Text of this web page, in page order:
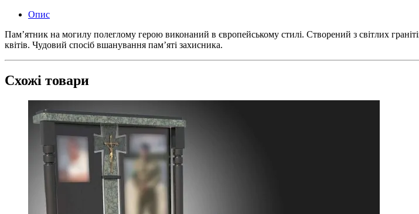
Опис
Пам’ятник на могилу полеглому герою виконаний в європейському стилі. Створений з світлих
квітів. Чудовий спосіб вшанування пам’яті захисника.
Схожі товари